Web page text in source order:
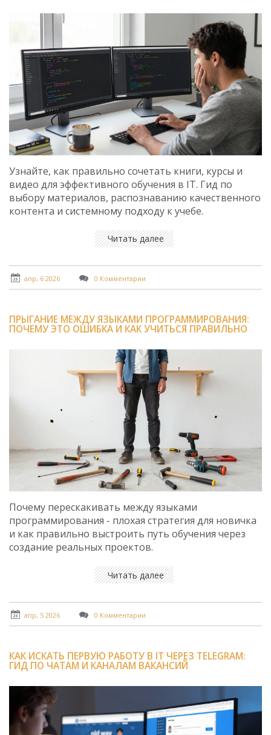
Узнайте, как правильно сочетать книги, курсы и
видео для эффективного обучения в IT. Гид по
выбору материалов, распознаванию качественного
контента и системному подходу к учебе.
Читать далее
апр, 6 2026 0 Комментарии
ПРЫГАНИЕ МЕЖДУ ЯЗЫКАМИ ПРОГРАММИРОВАНИЯ:
ПОЧЕМУ ЭТО ОШИБКА И КАК УЧИТЬСЯ ПРАВИЛЬНО
Почему перескакивать между языками
программирования - плохая стратегия для новичка
и как правильно выстроить путь обучения через
создание реальных проектов.
Читать далее
апр, 5 2026 0 Комментарии
КАК ИСКАТЬ ПЕРВУЮ РАБОТУ В IT ЧЕРЕЗ TELEGRAM:
ГИД ПО ЧАТАМ И КАНАЛАМ ВАКАНСИЙ